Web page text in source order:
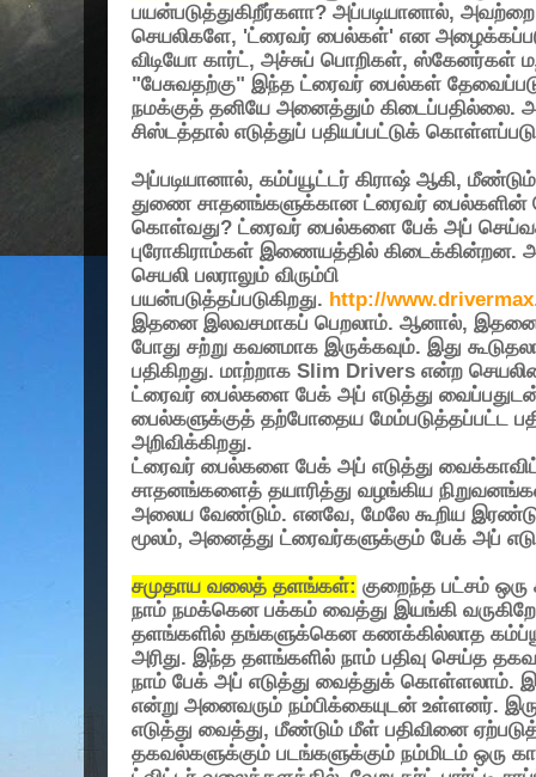
பயன்படுத்துகிறீர்களா? அப்படியானால்,
செயலிகளே, 'ட்ரைவர் பைல்கள்' என
விடியோ கார்ட், அச்சுப் பொறிகள், ஸ்கேனர்கள்
"பேசுவதற்கு" இந்த ட்ரைவர் பைல்கள்
நமக்குத் தனியே அனைத்தும் கிடைப்பதில்லை.
சிஸ்டத்தால் எடுத்துப் பதியப்பட்டுக்
அப்படியானால், கம்ப்யூட்டர் கிராஷ் ஆகி,
துணை சாதனங்களுக்கான ட்ரைவர் பைல்களின்
கொள்வது? ட்ரைவர் பைல்களை பேக் அப்
புரோகிராம்கள் இணையத்தில் கிடைக்கின்றன.
செயலி பலராலும் விரும்பி
பயன்படுத்தப்படுகிறது. http://
இதனை இலவசமாகப் பெறலாம். ஆனால், இதனை
போது சற்று கவனமாக இருக்கவும். இது
பதிகிறது. மாற்றாக Slim Drivers என்ற
ட்ரைவர் பைல்களை பேக் அப் எடுத்து
பைல்களுக்குத் தற்போதைய மேம்படுத்தப்பட்ட
அறிவிக்கிறது.
ட்ரைவர் பைல்களை பேக் அப் எடுத்து
சாதனங்களைத் தயாரித்து வழங்கிய
அலைய வேண்டும். எனவே, மேலே கூறிய
மூலம், அனைத்து ட்ரைவர்களுக்கும் பேக் அப்
சமுதாய வலைத் தளங்கள்: குறைந்த பட்சம்
நாம் நமக்கென பக்கம் வைத்து இயங்கி
தளங்களில் தங்களுக்கென கணக்கில்லாத
அரிது. இந்த தளங்களில் நாம் பதிவு செய்த
நாம் பேக் அப் எடுத்து வைத்துக் கொள்ளலாம்.
என்று அனைவரும் நம்பிக்கையுடன் உள்ளனர்.
எடுத்து வைத்து, மீண்டும் மீள் பதிவினை
தகவல்களுக்கும் படங்களுக்கும் நம்மிடம் ஒரு